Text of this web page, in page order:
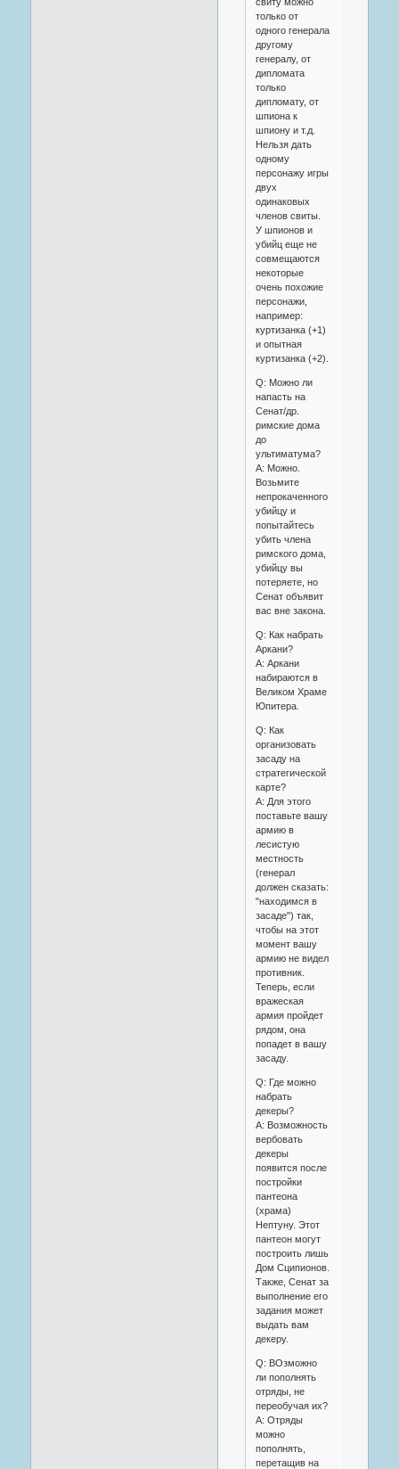
только от
одного генерала
другому
генералу, от
дипломата
только
дипломату, от
шпиона к
шпиону и т.д.
Нельзя дать
одному
персонажу игры
двух
одинаковых
членов свиты.
У шпионов и
убийц еще не
совмещаются
некоторые
очень похожие
персонажи,
например:
куртизанка (+1)
и опытная
куртизанка (+2).
Q: Можно ли
напасть на
Сенат/др.
римские дома
до
ультиматума?
A: Можно.
Возьмите
непрокаченного
убийцу и
попытайтесь
убить члена
римского дома,
убийцу вы
потеряете, но
Сенат объявит
вас вне закона.
Q: Как набрать
Аркани?
A: Аркани
набираются в
Великом Храме
Юпитера.
Q: Как
организовать
засаду на
стратегической
карте?
A: Для этого
поставьте вашу
армию в
лесистую
местность
(генерал
должен сказать:
"находимся в
засаде") так,
чтобы на этот
момент вашу
армию не видел
противник.
Теперь, если
вражеская
армия пройдет
рядом, она
попадет в вашу
засаду.
Q: Где можно
набрать
декеры?
A: Возможность
вербовать
декеры
появится после
постройки
пантеона
(храма)
Нептуну. Этот
пантеон могут
построить лишь
Дом Сципионов.
Также, Сенат за
выполнение его
задания может
выдать вам
декеру.
Q: ВОзможно
ли пополнять
отряды, не
переобучая их?
A: Отряды
можно
пополнять,
пeретащив на